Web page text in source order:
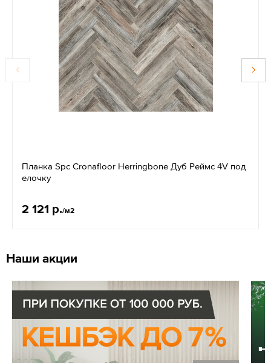
Планка Spc Cronafloor Herringbone Дуб Реймс 4V под
елочку
2 121 р./м2
Наши акции